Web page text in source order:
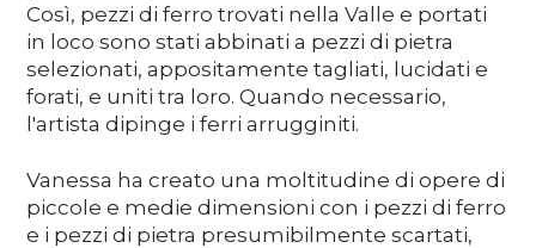
Così, pezzi di ferro trovati nella Valle e portati
in loco sono stati abbinati a pezzi di pietra
selezionati, appositamente tagliati, lucidati e
forati, e uniti tra loro. Quando necessario,
l'artista dipinge i ferri arrugginiti.
Vanessa ha creato una moltitudine di opere di
piccole e medie dimensioni con i pezzi di ferro
e i pezzi di pietra presumibilmente scartati,